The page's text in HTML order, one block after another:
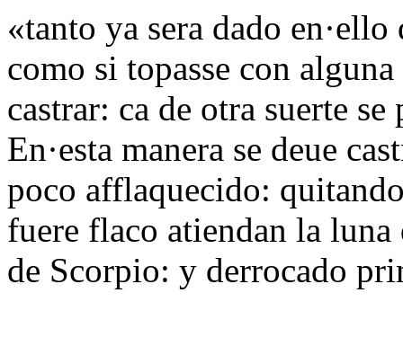
«tanto ya sera dado
como si topasse con
castrar: ca de otra suerte
En·esta manera se deue
poco afflaquecido:
fuere flaco atiendan la
de Scorpio: y derrocado